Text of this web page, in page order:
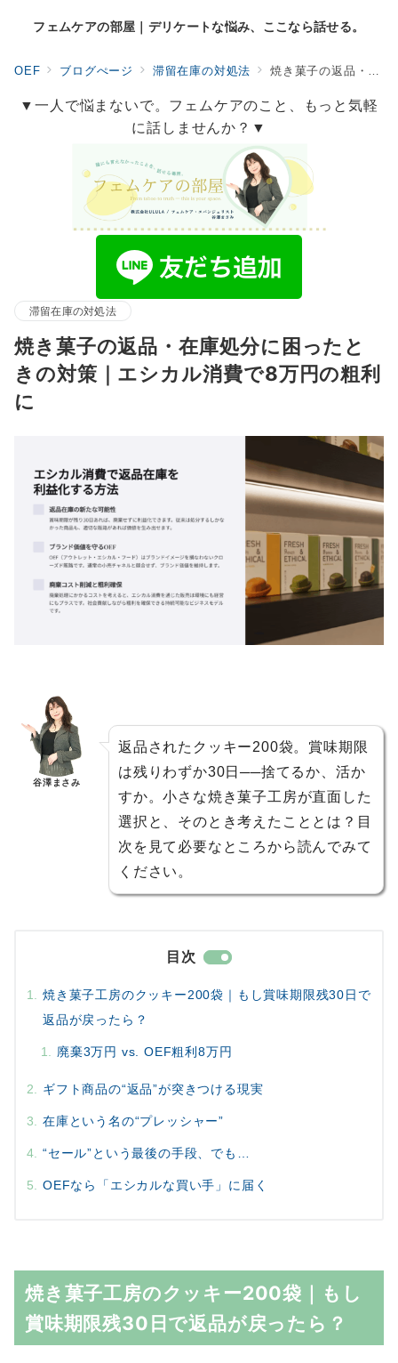
フェムケアの部屋｜デリケートな悩み、ここなら話せる。
OEF ブログぺージ 滞留在庫の対処法 焼き菓子の返品・在庫処分に困ったときの対策｜エシカル消費で8万円の粗利に
▼一人で悩まないで。フェムケアのこと、もっと気軽
に話しませんか？▼
滞留在庫の対処法
焼き菓子の返品・在庫処分に困ったと
きの対策｜エシカル消費で8万円の粗利
に
谷澤まさみ
返品されたクッキー200袋。賞味期限
は残りわずか30日──捨てるか、活か
すか。小さな焼き菓子工房が直面した
選択と、そのとき考えたこととは？目
次を見て必要なところから読んでみて
ください。
目次
焼き菓子工房のクッキー200袋｜もし賞味期限残30日で
返品が戻ったら？
廃棄3万円 vs. OEF粗利8万円
ギフト商品の“返品”が突きつける現実
在庫という名の“プレッシャー”
“セール”という最後の手段、でも…
OEFなら「エシカルな買い手」に届く
焼き菓子工房のクッキー200袋｜もし
賞味期限残30日で返品が戻ったら？